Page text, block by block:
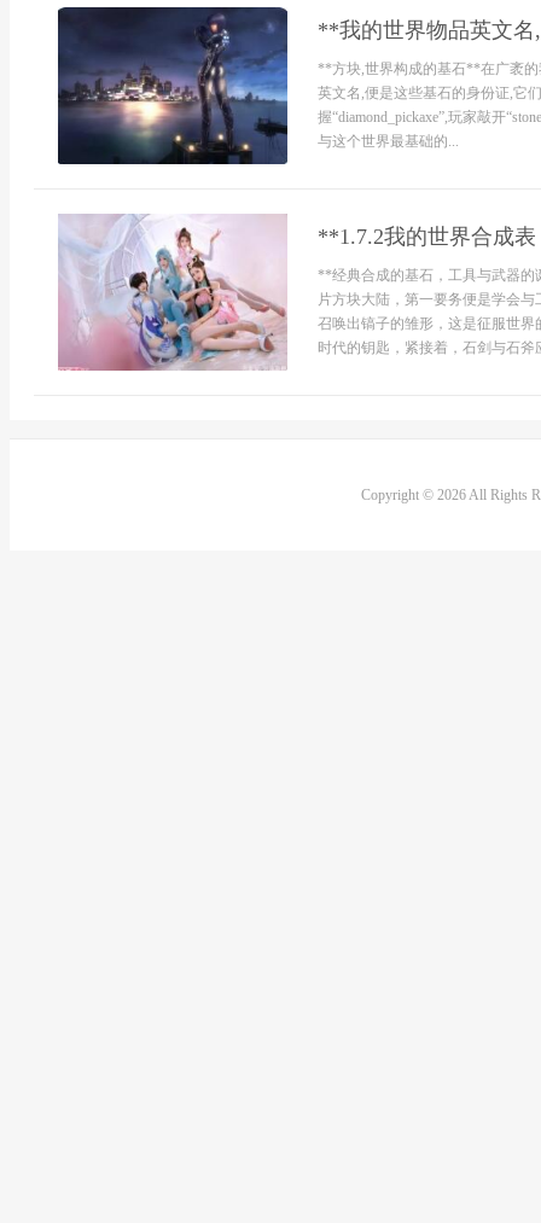
**我的世界物品英文
**方块,世界构成的基石**在广袤的
英文名,便是这些基石的身份证,它
握“diamond_pickaxe”,玩家敲开
与这个世界最基础的...
**1.7.2我的世界合成
**经典合成的基石，工具与武器的
片方块大陆，第一要务便是学会
召唤出镐子的雏形，这是征服世
时代的钥匙，紧接着，石剑与石
Copyright © 2026 All Rights